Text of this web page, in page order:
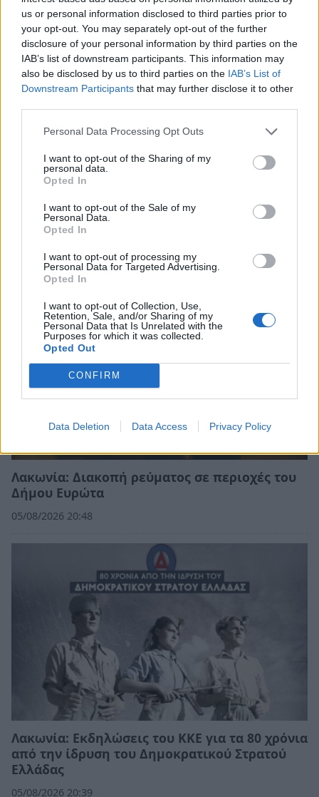
us or personal information disclosed to third parties prior to
your opt-out. You may separately opt-out of the further
disclosure of your personal information by third parties on the
IAB’s list of downstream participants. This information may
also be disclosed by us to third parties on the IAB’s List of
Downstream Participants that may further disclose it to other
Personal Data Processing Opt Outs
I want to opt-out of the Sharing of my
personal data.
Opted In
I want to opt-out of the Sale of my
Personal Data.
Opted In
I want to opt-out of processing my
Personal Data for Targeted Advertising.
Opted In
I want to opt-out of Collection, Use,
Retention, Sale, and/or Sharing of my
Personal Data that Is Unrelated with the
Purposes for which it was collected.
Opted Out
CONFIRM
Data Deletion Data Access Privacy Policy
Λακωνία: Ο Δημήτρης Μανιατάκος ακούει
αλλά δεν μιλάει – Θα είναι υποψήφιος
δήμαρχος Ευρώτα;
06/08/2026 13:10
Λακωνία: Διακοπή ρεύματος σε περιοχές του
Δήμου Ευρώτα
05/08/2026 20:48
Λακωνία: Εκδηλώσεις του ΚΚΕ για τα 80 χρόνια
από την ίδρυση του Δημοκρατικού Στρατού
Ελλάδας
05/08/2026 20:39